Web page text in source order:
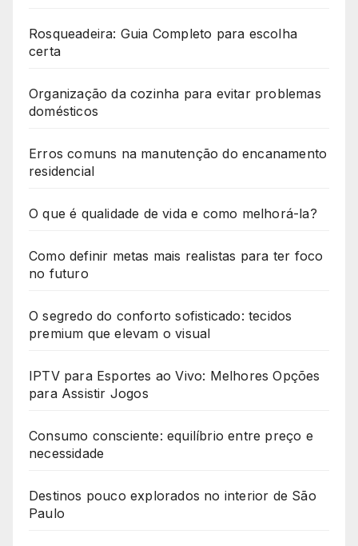
Rosqueadeira: Guia Completo para escolha
certa
Organização da cozinha para evitar problemas
domésticos
Erros comuns na manutenção do encanamento
residencial
O que é qualidade de vida e como melhorá-la?
Como definir metas mais realistas para ter foco
no futuro
O segredo do conforto sofisticado: tecidos
premium que elevam o visual
IPTV para Esportes ao Vivo: Melhores Opções
para Assistir Jogos
Consumo consciente: equilíbrio entre preço e
necessidade
Destinos pouco explorados no interior de São
Paulo